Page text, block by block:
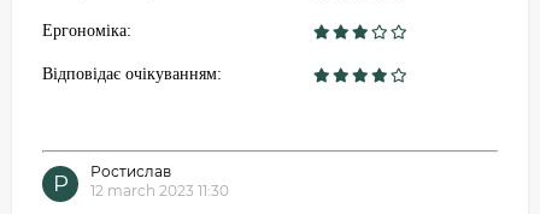
Ергономіка:
Відповідає очікуванням:
Р
Ростислав
12 march 2023 11:30